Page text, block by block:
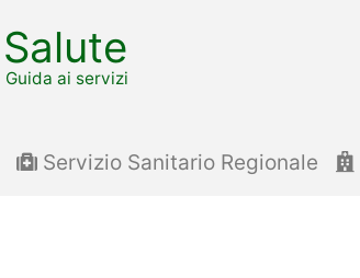
Salute
Guida ai servizi
Servizio Sanitario Regionale